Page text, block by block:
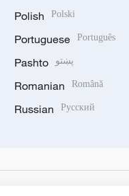
Polish Polski
Portuguese Português
Pashto پښتو
Romanian Română
Russian Русский